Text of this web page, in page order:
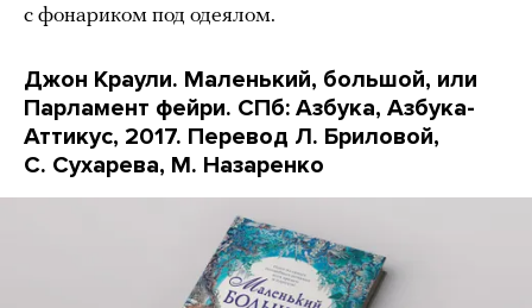
с фонариком под одеялом.
Джон Краули. Маленький, большой, или
Парламент фейри. СПб: Азбука, Азбука-
Аттикус, 2017. Перевод Л. Бриловой,
С. Сухарева, М. Назаренко